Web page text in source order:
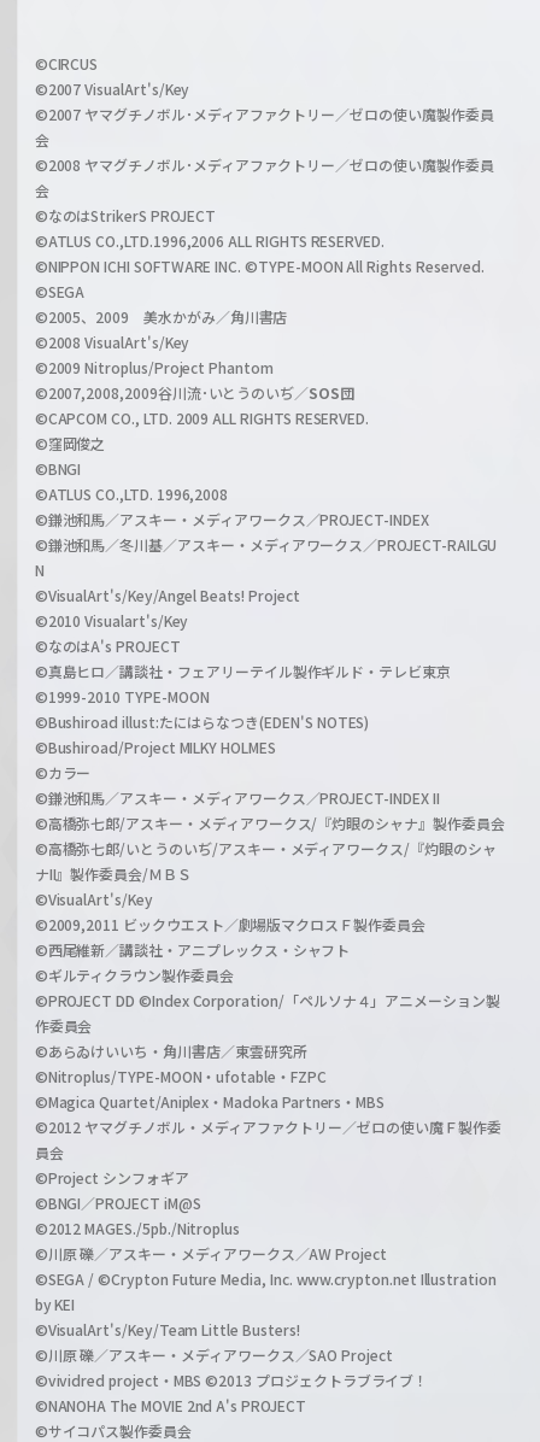
a
r
z
i
l
h
a
n
l
©CIRCUS
©2007 VisualArt's/Key
©2007 ヤマグチノボル･メディアファクトリー／ゼロの使い魔製作委員
会
©2008 ヤマグチノボル･メディアファクトリー／ゼロの使い魔製作委員
会
©なのはStrikerS PROJECT
©ATLUS CO.,LTD.1996,2006 ALL RIGHTS RESERVED.
©NIPPON ICHI SOFTWARE INC. ©TYPE-MOON All Rights Reserved.
©SEGA
©2005、2009 美水かがみ／角川書店
©2008 VisualArt's/Key
©2009 Nitroplus/Project Phantom
©2007,2008,2009谷川流･いとうのいぢ／SOS団
©CAPCOM CO., LTD. 2009 ALL RIGHTS RESERVED.
©窪岡俊之
©BNGI
©ATLUS CO.,LTD. 1996,2008
©鎌池和馬／アスキー・メディアワークス／PROJECT-INDEX
©鎌池和馬／冬川基／アスキー・メディアワークス／PROJECT-RAILGU
N
©VisualArt's/Key/Angel Beats! Project
©2010 Visualart's/Key
©なのはA's PROJECT
©真島ヒロ／講談社・フェアリーテイル製作ギルド・テレビ東京
©1999-2010 TYPE-MOON
©Bushiroad illust:たにはらなつき(EDEN'S NOTES)
©Bushiroad/Project MILKY HOLMES
©カラー
©鎌池和馬／アスキー・メディアワークス／PROJECT-INDEX II
©高橋弥七郎/アスキー・メディアワークス/『灼眼のシャナ』製作委員会
©高橋弥七郎/いとうのいぢ/アスキー・メディアワークス/『灼眼のシャ
ナII』製作委員会/ＭＢＳ
©VisualArt's/Key
©2009,2011 ビックウエスト／劇場版マクロスＦ製作委員会
©西尾維新／講談社・アニプレックス・シャフト
©ギルティクラウン製作委員会
©PROJECT DD ©Index Corporation/「ペルソナ４」アニメーション製
作委員会
©あらゐけいいち・角川書店／東雲研究所
©Nitroplus/TYPE-MOON・ufotable・FZPC
©Magica Quartet/Aniplex・Madoka Partners・MBS
©2012 ヤマグチノボル・メディアファクトリー／ゼロの使い魔Ｆ製作委
員会
©Project シンフォギア
©BNGI／PROJECT iM@S
©2012 MAGES./5pb./Nitroplus
©川原 礫／アスキー・メディアワークス／AW Project
©SEGA / ©Crypton Future Media, Inc. www.crypton.net Illustration
by KEI
©VisualArt's/Key/Team Little Busters!
©川原 礫／アスキー・メディアワークス／SAO Project
©vividred project・MBS ©2013 プロジェクトラブライブ！
©NANOHA The MOVIE 2nd A's PROJECT
©サイコパス製作委員会